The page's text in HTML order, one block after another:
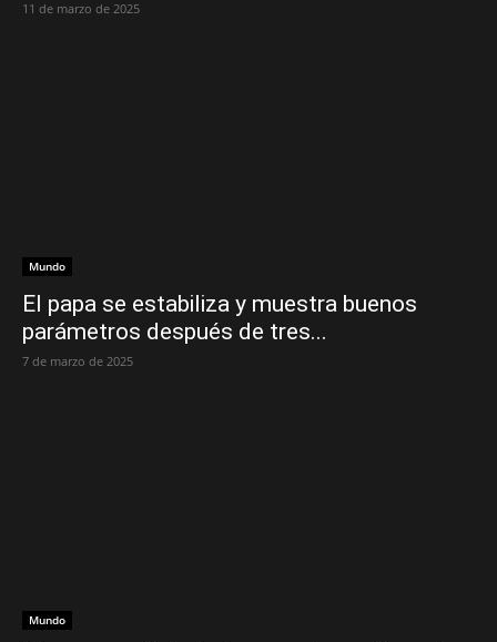
11 de marzo de 2025
Mundo
El papa se estabiliza y muestra buenos
parámetros después de tres...
7 de marzo de 2025
Mundo